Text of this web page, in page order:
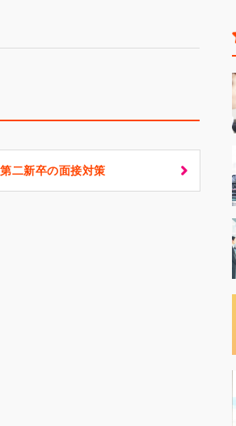
第二新卒の面接対策